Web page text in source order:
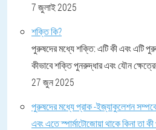
7 জুলাই 2025
শক্তি কি?
পুরুষদের মধ্যে শক্তি: এটি কী এবং এটি
কীভাবে শক্তি পুনরুদ্ধার এবং যৌন
27 জুন 2025
পুরুষদের মধ্যে প্রাক -ইজ্যাকুলেশন
এবং এতে স্পার্মাটোজোয়া থাকে কিনা তা